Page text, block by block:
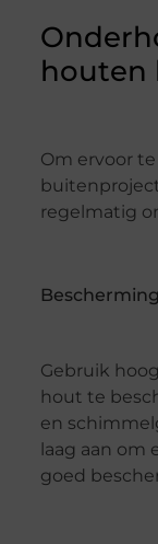
houten
Om ervoor
regelmatig
Gebruik
hout te
en
laag aan
goed